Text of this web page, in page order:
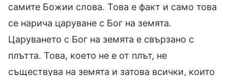
самите Божии слова. Това е факт и само това
се нарича царуване с Бог на земята.
Царуването с Бог на земята е свързано с
плътта. Това, което не е от плът, не
съществува на земята и затова всички, които